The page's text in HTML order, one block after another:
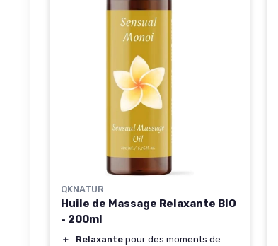
QKNATUR
Huile de Massage Relaxante BIO
- 200ml
＋ Relaxante pour des moments de